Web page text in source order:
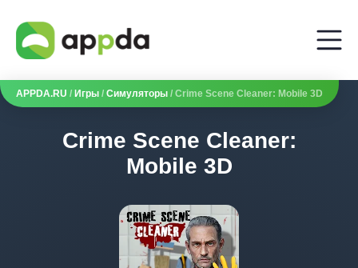
APPDA.RU / Игры / Симуляторы / Crime Scene Cleaner: Mobile 3D
Crime Scene Cleaner:
Mobile 3D